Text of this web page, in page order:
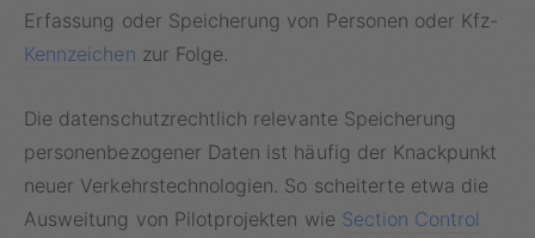
Erfassung oder Speicherung von Personen oder Kfz-
Kennzeichen zur Folge.
Die datenschutzrechtlich relevante Speicherung
personenbezogener Daten ist häufig der Knackpunkt
neuer Verkehrstechnologien. So scheiterte etwa die
Ausweitung von Pilotprojekten wie Section Control